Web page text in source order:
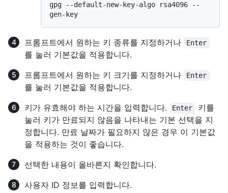
gpg --default-new-key-algo rsa4096 --
프롬프트에서 원하는 키 종류를 지정하거나 Enter
를 눌러 기본값을 적용합니다.
프롬프트에서 원하는 키 크기를 지정하거나
Enter
를 눌러 기본값을 적용합니다.
키가 유효해야 하는 시간을 입력합니다.
Enter
키를
눌러 키가 만료되지 않음을 나타내는 기본 선택을 지
정합니다. 만료 날짜가 필요하지 않은 경우 이 기본값
을 적용하는 것이 좋습니다.
선택한 내용이 올바른지 확인합니다.
사용자 ID 정보를 입력합니다.